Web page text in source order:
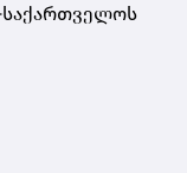
საქართველოს